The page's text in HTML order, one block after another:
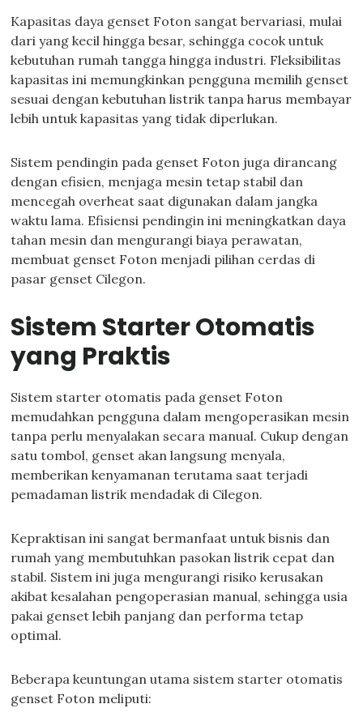
Kapasitas daya genset Foton sangat bervariasi, mulai
dari yang kecil hingga besar, sehingga cocok untuk
kebutuhan rumah tangga hingga industri. Fleksibilitas
kapasitas ini memungkinkan pengguna memilih genset
sesuai dengan kebutuhan listrik tanpa harus membayar
lebih untuk kapasitas yang tidak diperlukan.
Sistem pendingin pada genset Foton juga dirancang
dengan efisien, menjaga mesin tetap stabil dan
mencegah overheat saat digunakan dalam jangka
waktu lama. Efisiensi pendingin ini meningkatkan daya
tahan mesin dan mengurangi biaya perawatan,
membuat genset Foton menjadi pilihan cerdas di
pasar genset Cilegon.
Sistem Starter Otomatis
yang Praktis
Sistem starter otomatis pada genset Foton
memudahkan pengguna dalam mengoperasikan mesin
tanpa perlu menyalakan secara manual. Cukup dengan
satu tombol, genset akan langsung menyala,
memberikan kenyamanan terutama saat terjadi
pemadaman listrik mendadak di Cilegon.
Kepraktisan ini sangat bermanfaat untuk bisnis dan
rumah yang membutuhkan pasokan listrik cepat dan
stabil. Sistem ini juga mengurangi risiko kerusakan
akibat kesalahan pengoperasian manual, sehingga usia
pakai genset lebih panjang dan performa tetap
optimal.
Beberapa keuntungan utama sistem starter otomatis
genset Foton meliputi: